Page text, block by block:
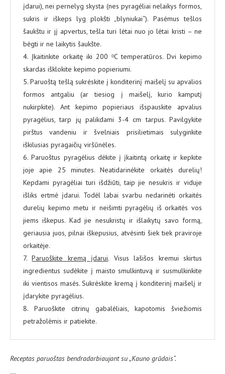
įdarui), nei pernelyg skysta (nes pyragėliai nelaikys formos,
sukris ir iškeps lyg plokšti „blyniukai“). Pasėmus tešlos
šaukštu ir jį apvertus, tešla turi lėtai nuo jo lėtai kristi – ne
bėgti ir ne laikytis šaukšte.
4. Įkaitinkite orkaitę iki 200 ᵒC temperatūros. Dvi kepimo
skardas išklokite kepimo popieriumi.
5. Paruoštą tešlą sukrėskite į konditerinį maišelį su apvalios
formos antgaliu (ar tiesiog į maišelį, kurio kamputį
nukirpkite). Ant kepimo popieriaus išspauskite apvalius
pyragėlius, tarp jų palikdami 3-4 cm tarpus. Pavilgykite
pirštus vandeniu ir švelniais prisilietimais sulyginkite
iškilusias pyragaičių viršūnėles.
6. Paruoštus pyragėlius dėkite į įkaitintą orkaitę ir kepkite
joje apie 25 minutes. Neatidarinėkite orkaitės durelių!
Kepdami pyragėliai turi išdžiūti, taip jie nesukris ir viduje
išliks ertmė įdarui. Todėl labai svarbu nedarinėti orkaitės
durelių kepimo metu ir neišimti pyragėlių iš orkaitės vos
jiems iškepus. Kad jie nesukristų ir išlaikytų savo formą,
geriausia juos, pilnai iškepusius, atvėsinti šiek tiek praviroje
orkaitėje.
7.Paruoškite kremą įdarui. Visus lašišos kremui skirtus
ingredientus sudėkite į maisto smulkintuvą ir susmulkinkite
iki vientisos masės. Sukrėskite kremą į konditerinį maišelį ir
įdarykite pyragėlius.
8. Paruoškite citrinų gabalėliais, kapotomis šviežiomis
petražolėmis ir patiekite.
Receptas paruoštas bendradarbiaujant su „Kauno grūdais“.